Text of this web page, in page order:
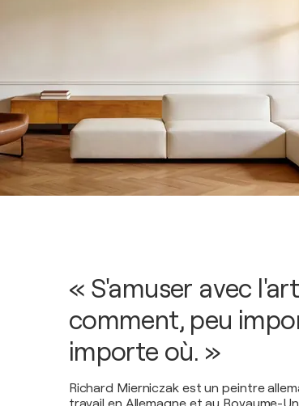
« S'amuser avec
comment, peu
importe où. »
Richard Mierniczak est un peintre